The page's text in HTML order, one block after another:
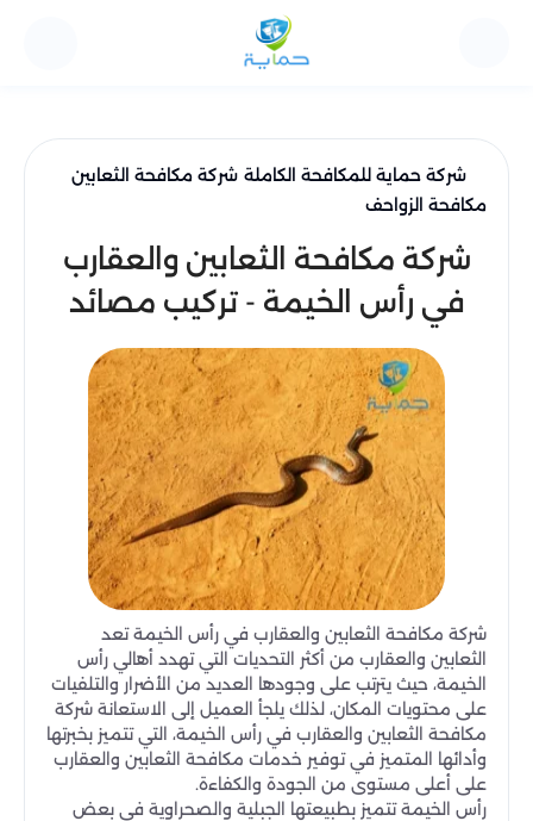
شركة حماية للمكافحة الكاملة شركة مكافحة الثعابين
مكافحة الزواحف
شركة مكافحة الثعابين والعقارب
في رأس الخيمة - تركيب مصائد
شركة مكافحة الثعابين والعقارب في رأس الخيمة تعد
الثعابين والعقارب من أكثر التحديات التي تهدد أهالي رأس
الخيمة، حيث يترتب على وجودها العديد من الأضرار والتلفيات
على محتويات المكان، لذلك يلجأ العميل إلى الاستعانة شركة
مكافحة الثعابين والعقارب في رأس الخيمة، التي تتميز بخبرتها
وأدائها المتميز في توفير خدمات مكافحة الثعابين والعقارب
على أعلى مستوى من الجودة والكفاءة.
رأس الخيمة تتميز بطبيعتها الجبلية والصحراوية في بعض